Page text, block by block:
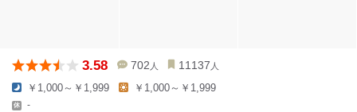
3.58 702 人 11137 人
￥1,000～￥1,999 ￥1,000～￥1,999
-